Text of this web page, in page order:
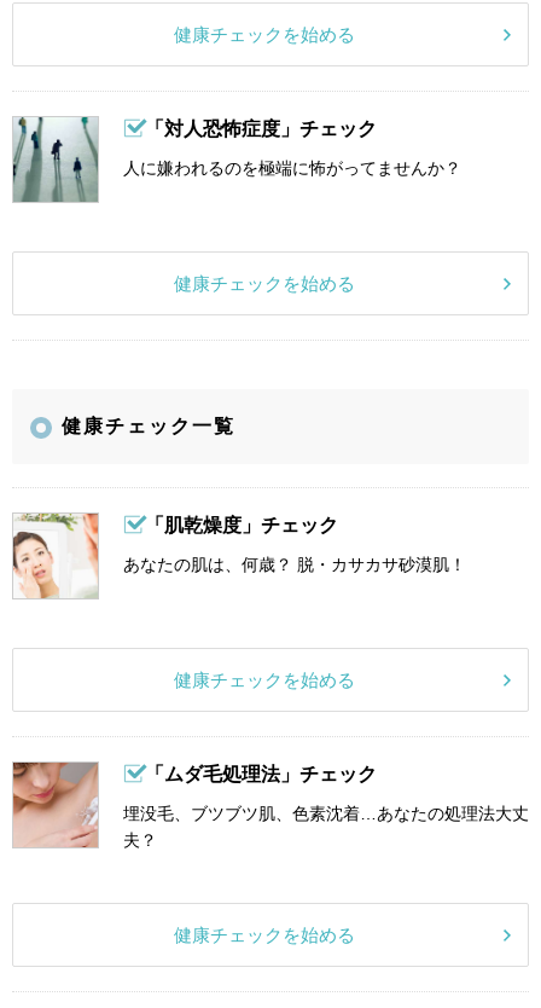
健康チェックを始める
「対人恐怖症度」チェック
人に嫌われるのを極端に怖がってませんか？
健康チェックを始める
健康チェック一覧
「肌乾燥度」チェック
あなたの肌は、何歳？ 脱・カサカサ砂漠肌！
健康チェックを始める
「ムダ毛処理法」チェック
埋没毛、ブツブツ肌、色素沈着…あなたの処理法大丈
夫？
健康チェックを始める